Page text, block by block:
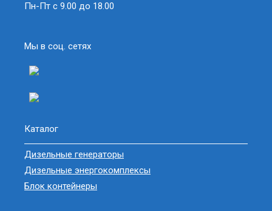
Пн-Пт с 9.00 до 18.00
Мы в соц. сетях
Каталог
Дизельные генераторы
Дизельные энергокомплексы
Блок контейнеры